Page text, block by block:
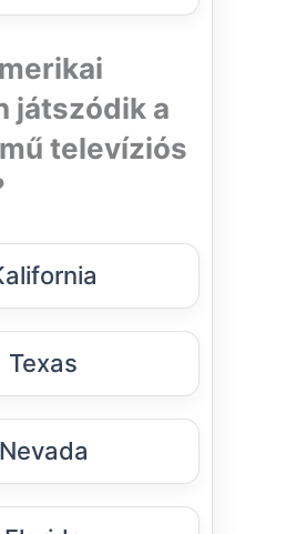
játszódik a
televíziós
Texas
Nevada